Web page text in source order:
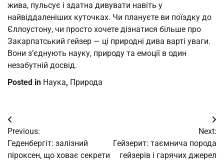
жива, пульсує і здатна дивувати навіть у
найвіддаленіших куточках. Чи плануєте ви поїздку до
Єллоустону, чи просто хочете дізнатися більше про
Закарпатський гейзер — ці природні дива варті уваги.
Вони з’єднують науку, природу та емоції в один
незабутній досвід.
Posted in Наука, Природа
Post
navigation
Previous:
Геденбергіт: залізний
піроксен, що ховає секрети
Next:
Гейзерит: таємнича порода
гейзерів і гарячих джерел